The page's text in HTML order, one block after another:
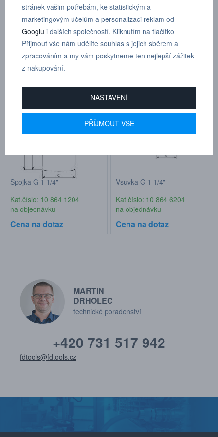
Seřadit
Produkty pouze skladem 2 produkty
Spojka G 1 1/4"
Kat.číslo: 10 864 1204
na objednávku
Cena na dotaz
Vsuvka G 1 1/4"
Kat.číslo: 10 864 6204
na objednávku
Cena na dotaz
MARTIN
DRHOLEC
technické poradenství
+420 731 517 942
fdtools@fdtools.cz
stránek vašim potřebám, ke statistickým a
marketingovým účelům a personalizaci reklam od
Googlu i dalších společností. Kliknutím na tlačítko
Přijmout vše nám udělíte souhlas s jejich sběrem a
zpracováním a my vám poskytneme ten nejlepší zážitek
z nakupování.
NASTAVENÍ
PŘÍJMOUT VŠE